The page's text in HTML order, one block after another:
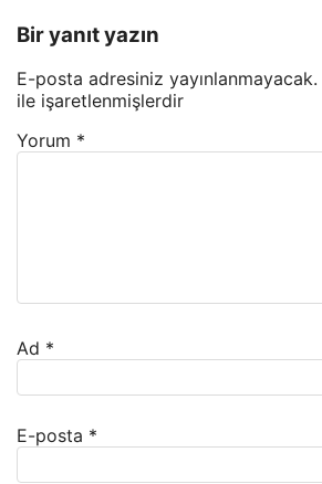
Bir yanıt yazın
E-posta adresiniz yayınlanmayacak.
ile işaretlenmişlerdir
Yorum *
Ad *
E-posta *